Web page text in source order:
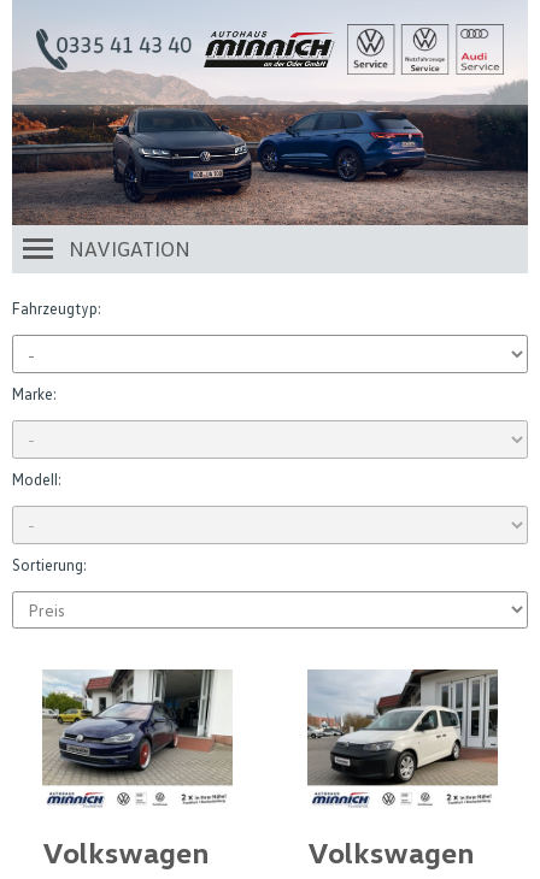
NAVIGATION
Fahrzeugtyp:
Marke:
Modell:
Sortierung:
Volkswagen
Volkswagen